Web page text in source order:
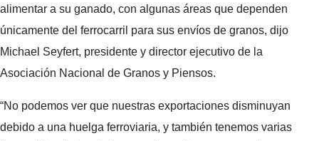
alimentar a su ganado, con algunas áreas que dependen
únicamente del ferrocarril para sus envíos de granos, dijo
Michael Seyfert, presidente y director ejecutivo de la
Asociación Nacional de Granos y Piensos.
“No podemos ver que nuestras exportaciones disminuyan
debido a una huelga ferroviaria, y también tenemos varias